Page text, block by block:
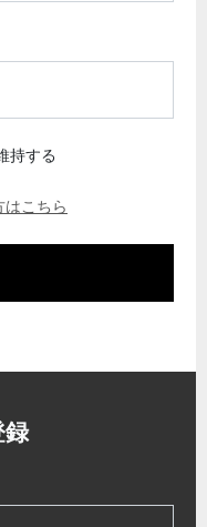
持する
こちら
録